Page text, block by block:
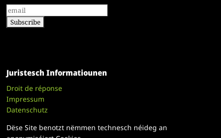
Juristesch Informatiounen
Droit de réponse
Impressum
Datenschutz
Dëse Site benotzt nëmmen technesch néideg an